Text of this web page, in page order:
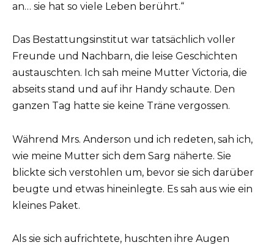
an… sie hat so viele Leben berührt.“
Das Bestattungsinstitut war tatsächlich voller
Freunde und Nachbarn, die leise Geschichten
austauschten. Ich sah meine Mutter Victoria, die
abseits stand und auf ihr Handy schaute. Den
ganzen Tag hatte sie keine Träne vergossen.
Während Mrs. Anderson und ich redeten, sah ich,
wie meine Mutter sich dem Sarg näherte. Sie
blickte sich verstohlen um, bevor sie sich darüber
beugte und etwas hineinlegte. Es sah aus wie ein
kleines Paket.
Als sie sich aufrichtete, huschten ihre Augen